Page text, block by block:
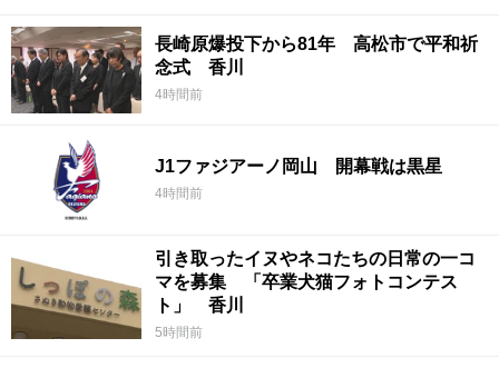
長崎原爆投下から81年 高松市で平和祈
念式 香川
4時間前
J1ファジアーノ岡山 開幕戦は黒星
4時間前
引き取ったイヌやネコたちの日常の一コ
マを募集 「卒業犬猫フォトコンテス
ト」 香川
5時間前